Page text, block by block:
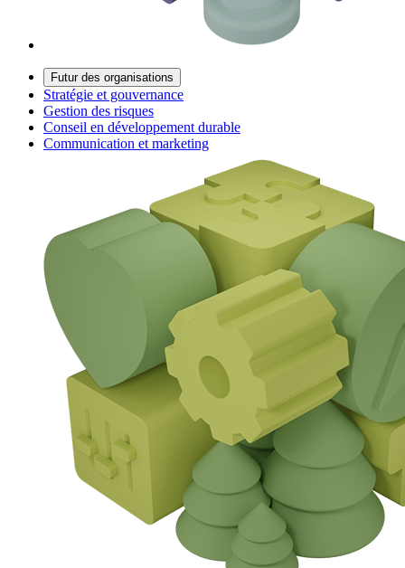
Futur des organisations
Stratégie et gouvernance
Gestion des risques
Conseil en développement durable
Communication et marketing